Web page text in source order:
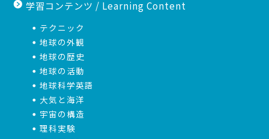
学習コンテンツ / Learning Content
テクニック
地球の外観
地球の歴史
地球の活動
地球科学英語
大気と海洋
宇宙の構造
理科実験